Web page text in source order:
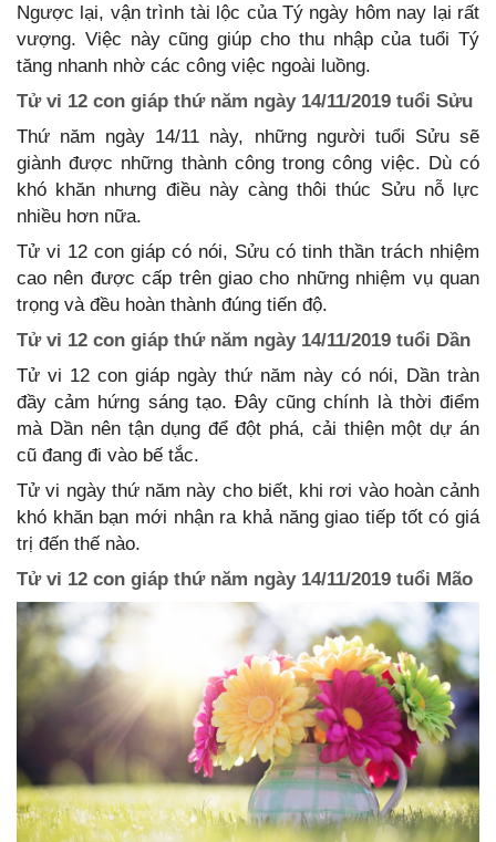
Ngược lại, vận trình tài lộc của Tý ngày hôm nay lại rất
vượng. Việc này cũng giúp cho thu nhập của tuổi Tý
tăng nhanh nhờ các công việc ngoài luồng.
Tử vi 12 con giáp thứ năm ngày 14/11/2019 tuổi Sửu
Thứ năm ngày 14/11 này, những người tuổi Sửu sẽ
giành được những thành công trong công việc. Dù có
khó khăn nhưng điều này càng thôi thúc Sửu nỗ lực
nhiều hơn nữa.
Tử vi 12 con giáp có nói, Sửu có tinh thần trách nhiệm
cao nên được cấp trên giao cho những nhiệm vụ quan
trọng và đều hoàn thành đúng tiến độ.
Tử vi 12 con giáp thứ năm ngày 14/11/2019 tuổi Dần
Tử vi 12 con giáp ngày thứ năm này có nói, Dần tràn
đầy cảm hứng sáng tạo. Đây cũng chính là thời điểm
mà Dần nên tận dụng để đột phá, cải thiện một dự án
cũ đang đi vào bế tắc.
Tử vi ngày thứ năm này cho biết, khi rơi vào hoàn cảnh
khó khăn bạn mới nhận ra khả năng giao tiếp tốt có giá
trị đến thế nào.
Tử vi 12 con giáp thứ năm ngày 14/11/2019 tuổi Mão